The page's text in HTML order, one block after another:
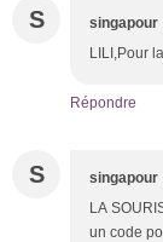
S singapour
LILI,Pour
Répondre
S singapour
LA
un code